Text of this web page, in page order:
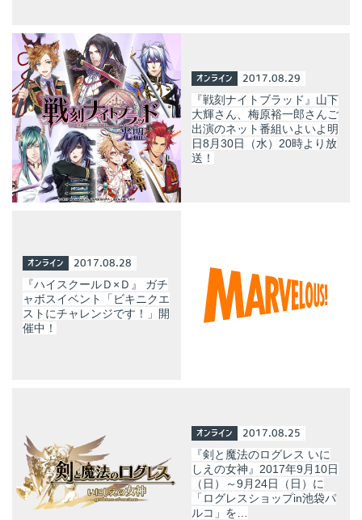
オンライン 2017.08.29
『戦刻ナイトブラッド』山下
大輝さん、梅原裕一郎さんご
出演のネット番組いよいよ明
日8月30日（水）20時より放
送！
オンライン 2017.08.28
『ハイスクールＤ×Ｄ』 ガチ
ャボスイベント「ビキニクエ
ストにチャレンジです！」開
催中！
オンライン 2017.08.25
『剣と魔法のログレス いに
しえの女神』2017年9月10日
（日）～9月24日（日）に
「ログレスショップin池袋パ
ルコ」を…